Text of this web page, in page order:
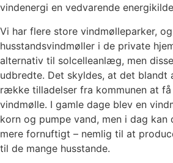
vindenergi en vedvarende
Vi har flere store vindmølleparker,
husstandsvindmøller i de private
alternativ til solcelleanlæg, men
udbredte. Det skyldes, at det
række tilladelser fra kommunen at
vindmølle. I gamle dage blev en
korn og pumpe vand, men i dag kan
mere fornuftigt – nemlig til at
til de mange husstande.